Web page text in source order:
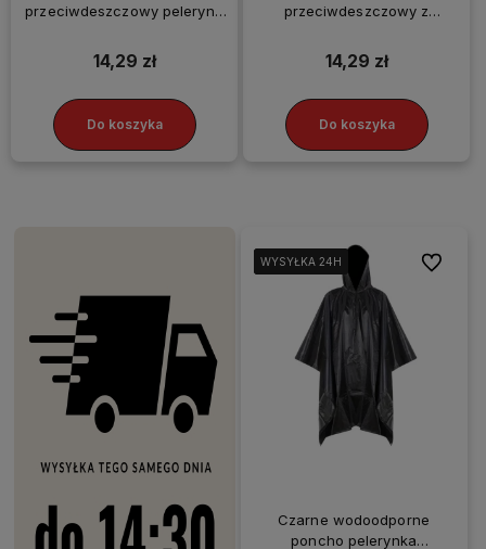
przeciwdeszczowy peleryna
14,29 zł
Do koszyka
przeciwdeszczowy z
14,29 zł
Do koszyka
WYSYŁKA 24H
WYSYŁKA 24H
WYSYŁKA 24H
WYSYŁKA 24H
Czarne wodoodporne
poncho pelerynka
Do